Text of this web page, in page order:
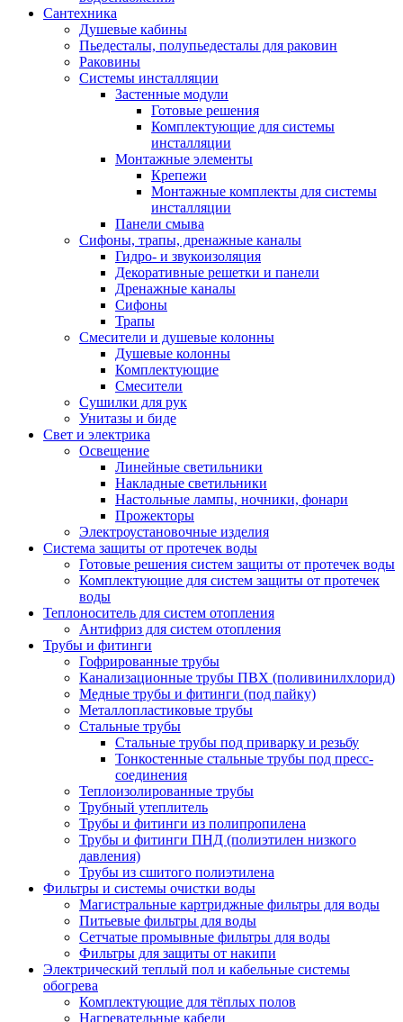
Сантехника
Душевые кабины
Пьедесталы, полупьедесталы для раковин
Раковины
Системы инсталляции
Застенные модули
Готовые решения
Комплектующие для системы
инсталляции
Монтажные элементы
Крепежи
Монтажные комплекты для системы
инсталляции
Панели смыва
Сифоны, трапы, дренажные каналы
Гидро- и звукоизоляция
Декоративные решетки и панели
Дренажные каналы
Сифоны
Трапы
Смесители и душевые колонны
Душевые колонны
Комплектующие
Смесители
Сушилки для рук
Унитазы и биде
Свет и электрика
Освещение
Линейные светильники
Накладные светильники
Настольные лампы, ночники, фонари
Прожекторы
Электроустановочные изделия
Система защиты от протечек воды
Готовые решения систем защиты от протечек воды
Комплектующие для систем защиты от протечек
воды
Теплоноситель для систем отопления
Антифриз для систем отопления
Трубы и фитинги
Гофрированные трубы
Канализационные трубы ПВХ (поливинилхлорид)
Медные трубы и фитинги (под пайку)
Металлопластиковые трубы
Стальные трубы
Стальные трубы под приварку и резьбу
Тонкостенные стальные трубы под пресс-
соединения
Теплоизолированные трубы
Трубный утеплитель
Трубы и фитинги из полипропилена
Трубы и фитинги ПНД (полиэтилен низкого
давления)
Трубы из сшитого полиэтилена
Фильтры и системы очистки воды
Магистральные картриджные фильтры для воды
Питьевые фильтры для воды
Сетчатые промывные фильтры для воды
Фильтры для защиты от накипи
Электрический теплый пол и кабельные системы
обогрева
Комплектующие для тёплых полов
Нагревательные кабели